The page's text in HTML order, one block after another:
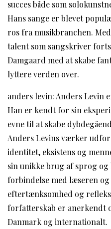
succes både som
Hans sange er blevet
ros fra musikbranchen.
talent som sangskriver
Damgaard med at skabe
lyttere verden over.
anders levin: Anders Levin
Han er kendt for sin
evne til at skabe
Anders Levins værker
identitet, eksistens og
sin unikke brug af sprog
forbindelse med læseren
eftertænksomhed og
forfatterskab er anerkendt
Danmark og internationalt.